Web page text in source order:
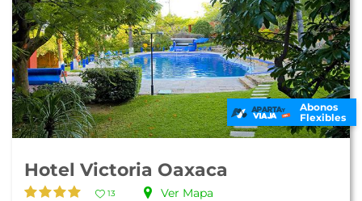
Abonos
Flexibles
Hotel Victoria Oaxaca
13
Ver Mapa